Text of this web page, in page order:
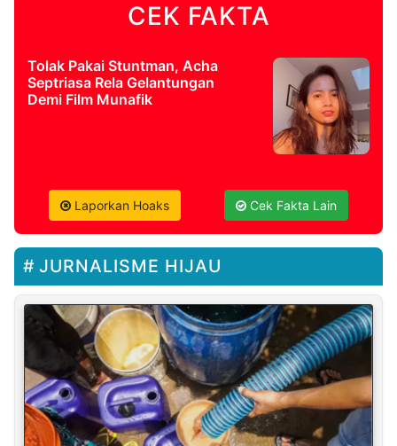
CEK FAKTA
Tolak Pakai Stuntman, Acha
Septriasa Rela Gelantungan
Demi Film Munafik
Laporkan Hoaks Cek Fakta Lain
JURNALISME HIJAU